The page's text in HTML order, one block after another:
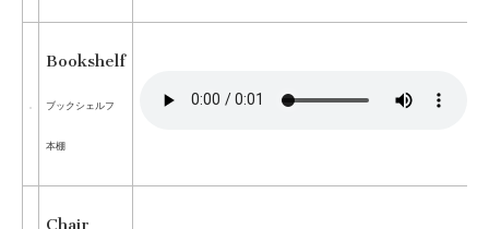
Bookshelf
ブックシェルフ
本棚
Chair